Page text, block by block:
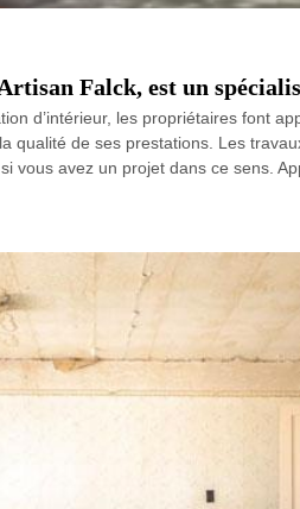
Falck, est un
d’intérieur, les propriétaires font
qualité de ses prestations. Les
vous avez un projet dans ce sens.